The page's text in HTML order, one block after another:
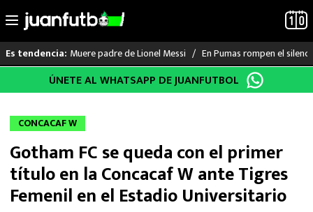
al
Es tendencia: Muere padre de Lionel Messi En Pumas rompen el
LO ÚLTIMO
LIGA MX
RAYADOS
PUMAS
ÚNETE AL WHATSAPP DE JUANFUTBOL
CONCACAF W
Gotham FC se queda con el primer
título en la Concacaf W ante Tigres
Femenil en el Estadio Universitario